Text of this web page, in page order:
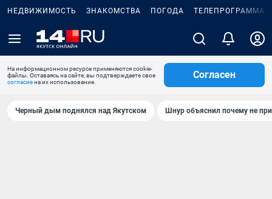
НЕДВИЖИМОСТЬ ЗНАКОМСТВА ПОГОДА ТЕЛЕПРОГРАММА
На информационном ресурсе применяются cookie-
файлы. Оставаясь на сайте, вы подтверждаете свое
согласиена их использование.
Согласен
Черный дым поднялся над Якутском Шнур объяснил почему не